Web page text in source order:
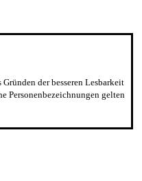
der besseren Lesbarkeit
Personenbezeichnungen gelten